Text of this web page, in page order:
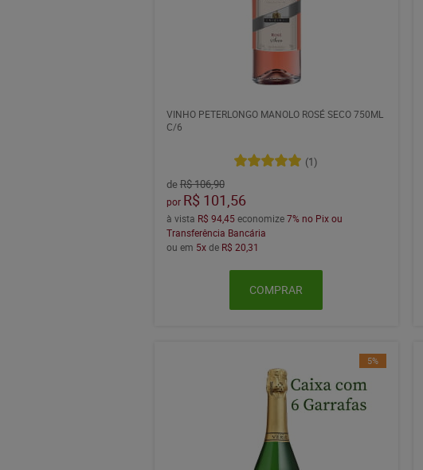
VINHO PETERLONGO MANOLO ROSÉ SECO 750ML
C/6
(1)
deR$ 106,90
por R$ 101,56
à vista R$ 94,45economize7% no Pix ou
Transferência Bancária
ou em 5xde R$ 20,31
COMPRAR
5%